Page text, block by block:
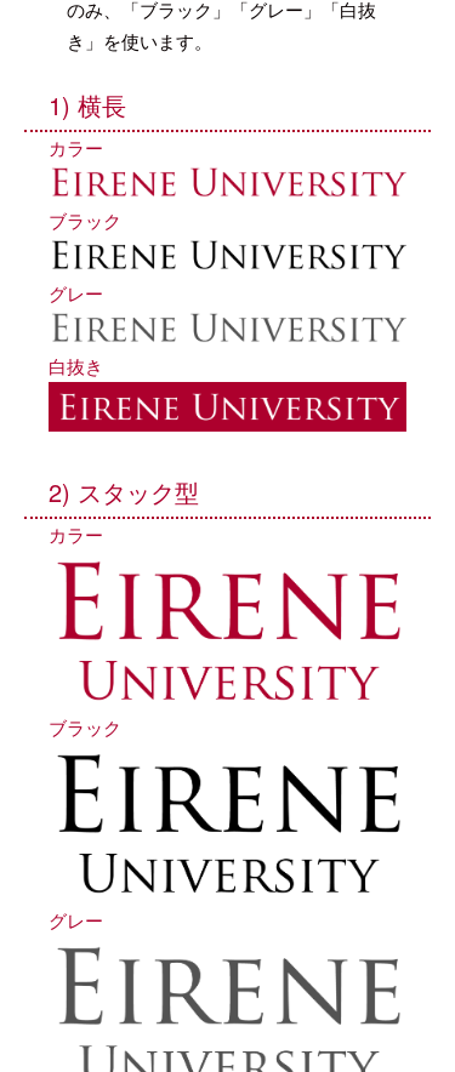
のみ、「ブラック」「グレー」「白抜
き」を使います。
1) 横長
カラー
ブラック
グレー
白抜き
2) スタック型
カラー
ブラック
グレー